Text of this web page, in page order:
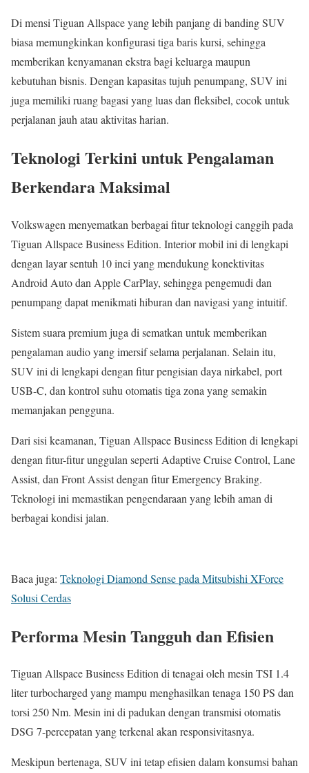
Di mensi Tiguan Allspace yang lebih panjang di banding SUV
biasa memungkinkan konfigurasi tiga baris kursi, sehingga
memberikan kenyamanan ekstra bagi keluarga maupun
kebutuhan bisnis. Dengan kapasitas tujuh penumpang, SUV ini
juga memiliki ruang bagasi yang luas dan fleksibel, cocok untuk
perjalanan jauh atau aktivitas harian.
Teknologi Terkini untuk Pengalaman
Berkendara Maksimal
Volkswagen menyematkan berbagai fitur teknologi canggih pada
Tiguan Allspace Business Edition. Interior mobil ini di lengkapi
dengan layar sentuh 10 inci yang mendukung konektivitas
Android Auto dan Apple CarPlay, sehingga pengemudi dan
penumpang dapat menikmati hiburan dan navigasi yang intuitif.
Sistem suara premium juga di sematkan untuk memberikan
pengalaman audio yang imersif selama perjalanan. Selain itu,
SUV ini di lengkapi dengan fitur pengisian daya nirkabel, port
USB-C, dan kontrol suhu otomatis tiga zona yang semakin
memanjakan pengguna.
Dari sisi keamanan, Tiguan Allspace Business Edition di lengkapi
dengan fitur-fitur unggulan seperti Adaptive Cruise Control, Lane
Assist, dan Front Assist dengan fitur Emergency Braking.
Teknologi ini memastikan pengendaraan yang lebih aman di
berbagai kondisi jalan.
Baca juga: Teknologi Diamond Sense pada Mitsubishi XForce
Solusi Cerdas
Performa Mesin Tangguh dan Efisien
Tiguan Allspace Business Edition di tenagai oleh mesin TSI 1.4
liter turbocharged yang mampu menghasilkan tenaga 150 PS dan
torsi 250 Nm. Mesin ini di padukan dengan transmisi otomatis
DSG 7-percepatan yang terkenal akan responsivitasnya.
Meskipun bertenaga, SUV ini tetap efisien dalam konsumsi bahan